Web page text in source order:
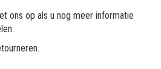
ons op als u nog meer informatie